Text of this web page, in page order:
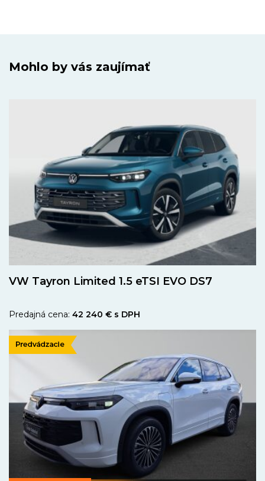
Mohlo by vás zaujímať
VW Tayron Limited 1.5 eTSI EVO DS7
Predajná cena: 42 240 € s DPH